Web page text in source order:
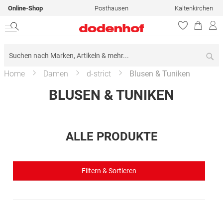
Online-Shop Posthausen Kaltenkirchen
Home Damen d-strict Blusen & Tuniken
BLUSEN & TUNIKEN
ALLE PRODUKTE
Filtern & Sortieren